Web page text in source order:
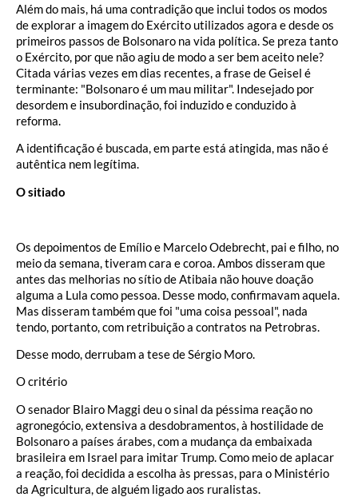
Além do mais, há uma contradição que inclui todos os modos
de explorar a imagem do Exército utilizados agora e desde os
primeiros passos de Bolsonaro na vida política. Se preza tanto
o Exército, por que não agiu de modo a ser bem aceito nele?
Citada várias vezes em dias recentes, a frase de Geisel é
terminante: "Bolsonaro é um mau militar". Indesejado por
desordem e insubordinação, foi induzido e conduzido à
reforma.
A identificação é buscada, em parte está atingida, mas não é
autêntica nem legítima.
O sitiado
Os depoimentos de Emílio e Marcelo Odebrecht, pai e filho, no
meio da semana, tiveram cara e coroa. Ambos disseram que
antes das melhorias no sítio de Atibaia não houve doação
alguma a Lula como pessoa. Desse modo, confirmavam aquela.
Mas disseram também que foi "uma coisa pessoal", nada
tendo, portanto, com retribuição a contratos na Petrobras.
Desse modo, derrubam a tese de Sérgio Moro.
O critério
O senador Blairo Maggi deu o sinal da péssima reação no
agronegócio, extensiva a desdobramentos, à hostilidade de
Bolsonaro a países árabes, com a mudança da embaixada
brasileira em Israel para imitar Trump. Como meio de aplacar
a reação, foi decidida a escolha às pressas, para o Ministério
da Agricultura, de alguém ligado aos ruralistas.